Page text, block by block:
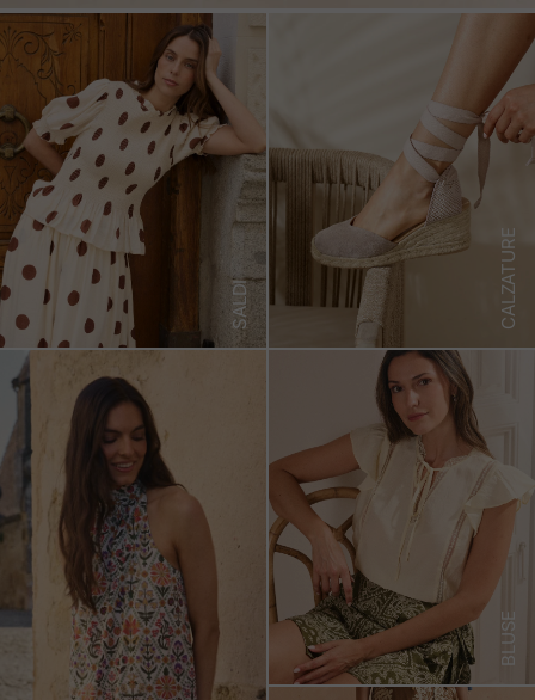
SALDI CALZATURE
BLUSE